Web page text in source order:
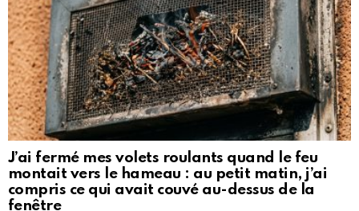
J’ai fermé mes volets roulants quand le feu
montait vers le hameau : au petit matin, j’ai
compris ce qui avait couvé au-dessus de la
fenêtre